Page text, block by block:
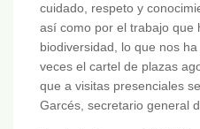
cuidado, respeto y
así como por el trabajo que
biodiversidad, lo que nos
veces el cartel de plazas
que a visitas presenciales
Garcés, secretario general